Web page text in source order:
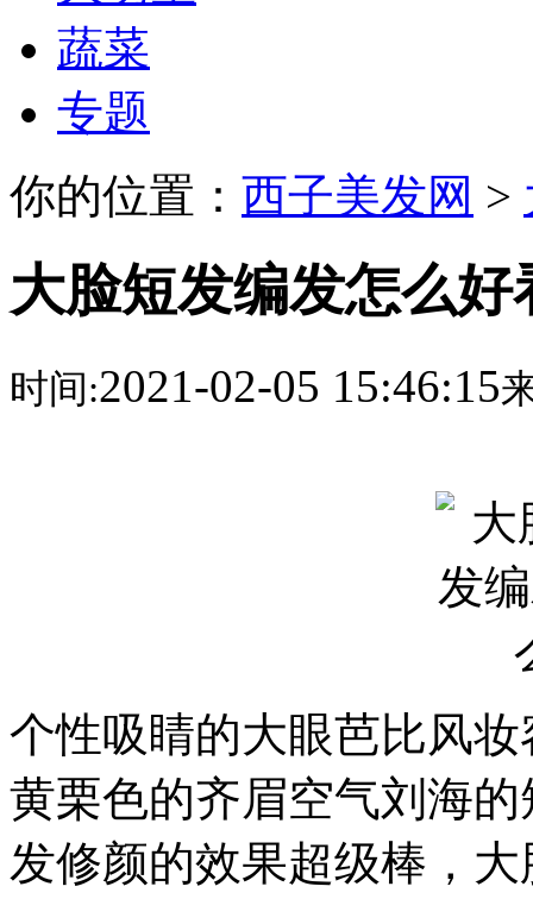
蔬菜
专题
你的位置： 西子美发网 >
大脸短发编发怎么好
时间:2021-02-05 15:46:15
个性吸睛的大眼芭比风
黄栗色的齐眉空气刘海
发修颜的效果超级棒，